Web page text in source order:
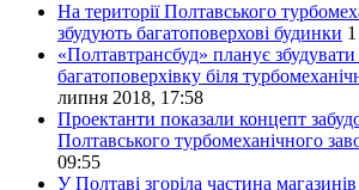
На території Полтавського
збудують багатоповерхові будинки
«Полтавтрансбуд» планує
багатоповерхівку біля
липня 2018, 17:58
Проектанти показали концепт
Полтавського турбомеханічного
09:55
У Полтаві згоріла частина